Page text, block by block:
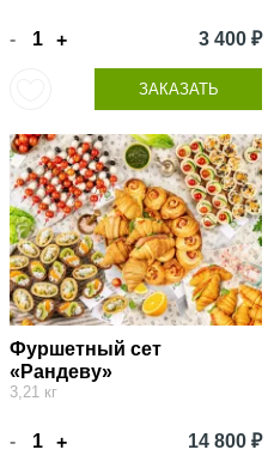
- + 3 400 ₽
ЗАКАЗАТЬ
Фуршетный сет
«Рандеву»
3,21 кг
- + 14 800 ₽